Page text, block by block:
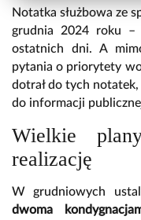
Notatka służbowa ze
grudnia 2024 roku –
ostatnich dni. A
pytania o priorytety
dotrał do tych
do informacji
Wielkie
realizację
W grudniowych
dwoma